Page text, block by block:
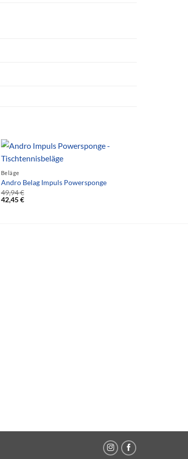
Beläge
Andro Belag Impuls Powersponge
49,94€
42,45€